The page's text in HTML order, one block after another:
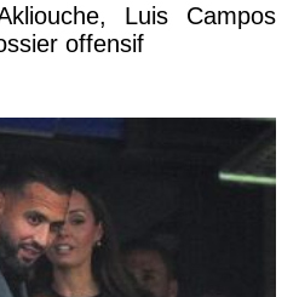
Luis Campos
offensif